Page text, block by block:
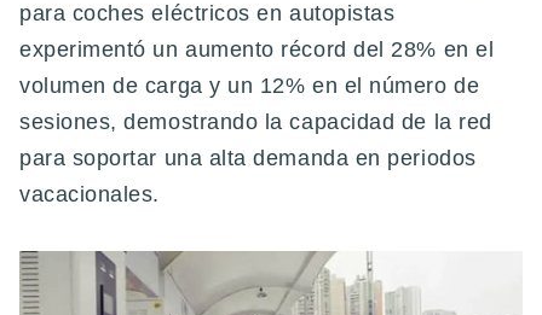
para coches eléctricos en autopistas
experimentó un aumento récord del 28% en el
volumen de carga y un 12% en el número de
sesiones, demostrando la capacidad de la red
para soportar una alta demanda en periodos
vacacionales.